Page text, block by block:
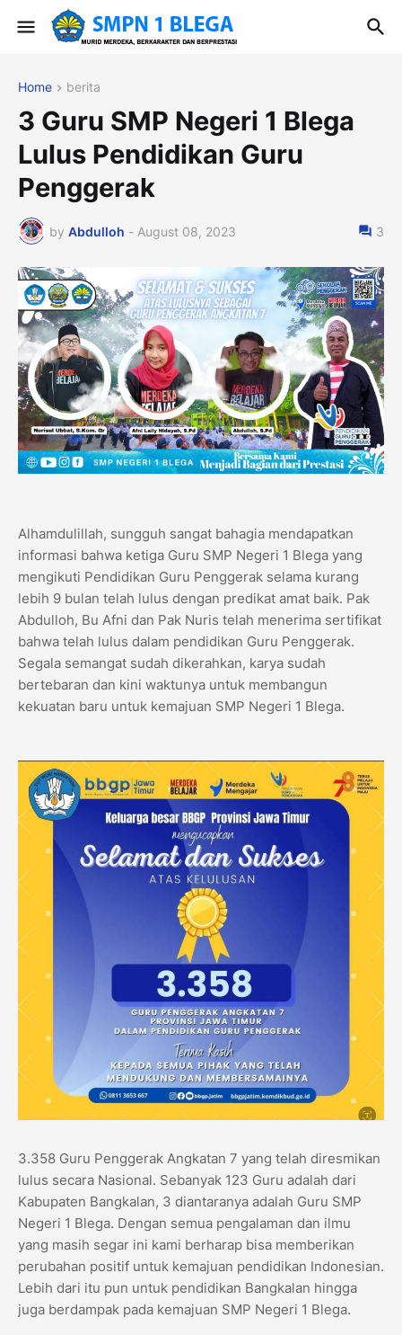
Home berita
3 Guru SMP Negeri 1 Blega
Lulus Pendidikan Guru
Penggerak
by Abdulloh - August 08, 2023 3
Alhamdulillah, sungguh sangat bahagia mendapatkan
informasi bahwa ketiga Guru SMP Negeri 1 Blega yang
mengikuti Pendidikan Guru Penggerak selama kurang
lebih 9 bulan telah lulus dengan predikat amat baik. Pak
Abdulloh, Bu Afni dan Pak Nuris telah menerima sertifikat
bahwa telah lulus dalam pendidikan Guru Penggerak.
Segala semangat sudah dikerahkan, karya sudah
bertebaran dan kini waktunya untuk membangun
kekuatan baru untuk kemajuan SMP Negeri 1 Blega.
3.358 Guru Penggerak Angkatan 7 yang telah diresmikan
lulus secara Nasional. Sebanyak 123 Guru adalah dari
Kabupaten Bangkalan, 3 diantaranya adalah Guru SMP
Negeri 1 Blega. Dengan semua pengalaman dan ilmu
yang masih segar ini kami berharap bisa memberikan
perubahan positif untuk kemajuan pendidikan Indonesian.
Lebih dari itu pun untuk pendidikan Bangkalan hingga
juga berdampak pada kemajuan SMP Negeri 1 Blega.